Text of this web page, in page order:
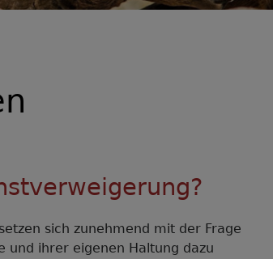
sich zunehmend mit der Frage
und ihrer eigenen Haltung dazu